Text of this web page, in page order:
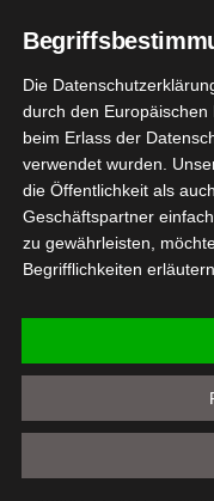
Nahrungsergänzung,
Wellness
17
08, 2022
2022
Sunday
Die
durch den
beim Erlass der
verwendet wurden.
die Öffentlichkeit als
Geschäftspartner
zu gewährleisten,
Begrifflichkeiten
a)
sich auf eine
Person (im